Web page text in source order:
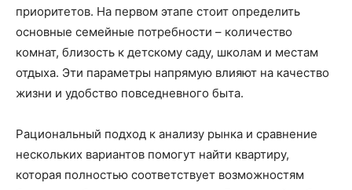
приоритетов. На первом этапе стоит определить
основные семейные потребности – количество
комнат, близость к детскому саду, школам и местам
отдыха. Эти параметры напрямую влияют на качество
жизни и удобство повседневного быта.
Рациональный подход к анализу рынка и сравнение
нескольких вариантов помогут найти квартиру,
которая полностью соответствует возможностям